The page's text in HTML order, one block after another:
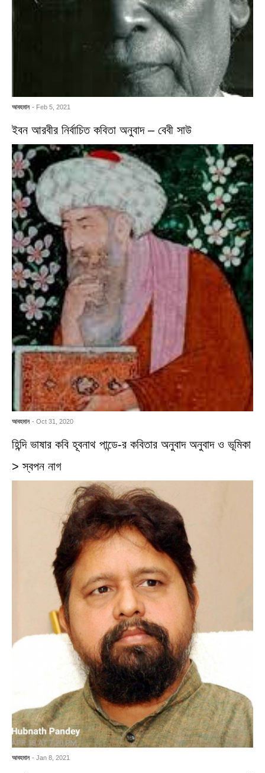
আবহমান - Feb 5, 2021
ইবন আরবীর নির্বাচিত কবিতা অনুবাদ – বেবী সাউ
আবহমান - Oct 31, 2020
হিন্দি ভাষার কবি হূবনাথ পান্ডে-র কবিতার অনুবাদ অনুবাদ ও ভূমিকা
> স্বপন নাগ
আবহমান - Jan 8, 2021